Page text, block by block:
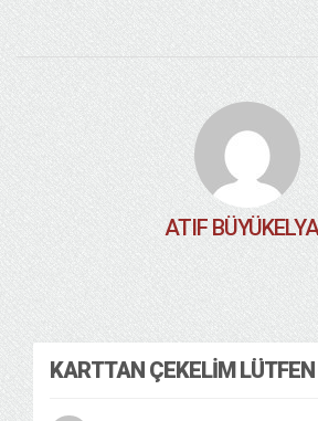
ATIF
KARTTAN ÇEKELIM LÜTFEN